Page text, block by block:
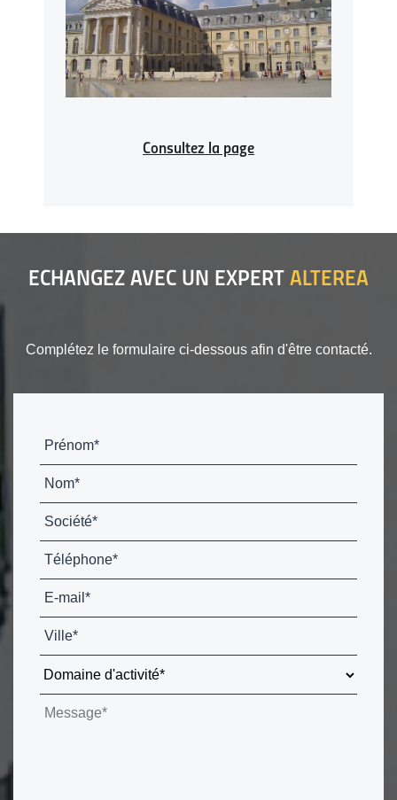
Consultez la page
ECHANGEZ AVEC UN EXPERT ALTEREA
Complétez le formulaire ci-dessous afin d'être contacté.